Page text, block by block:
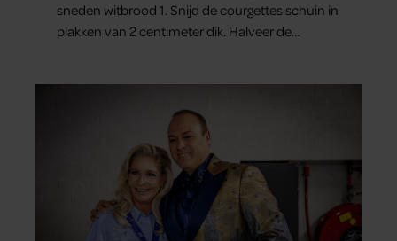
sneden witbrood 1. Snijd de courgettes schuin in
plakken van 2 centimeter dik. Halveer de